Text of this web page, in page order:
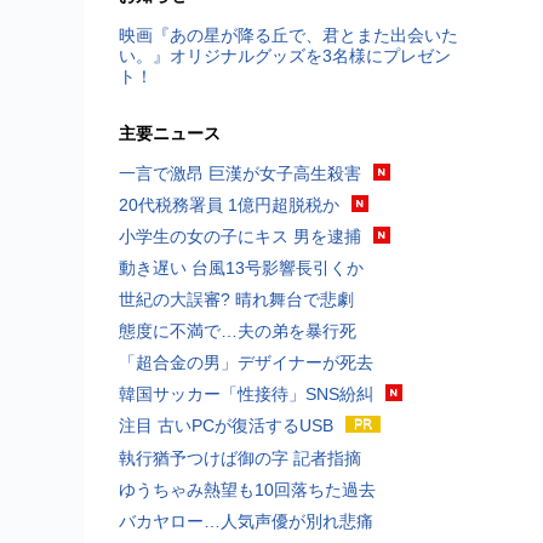
映画『あの星が降る丘で、君とまた出会いた
い。』オリジナルグッズを3名様にプレゼン
ト！
主要ニュース
一言で激昂 巨漢が女子高生殺害
20代税務署員 1億円超脱税か
小学生の女の子にキス 男を逮捕
動き遅い 台風13号影響長引くか
世紀の大誤審? 晴れ舞台で悲劇
態度に不満で…夫の弟を暴行死
「超合金の男」デザイナーが死去
韓国サッカー「性接待」SNS紛糾
注目 古いPCが復活するUSB
執行猶予つけば御の字 記者指摘
ゆうちゃみ熱望も10回落ちた過去
バカヤロー…人気声優が別れ悲痛